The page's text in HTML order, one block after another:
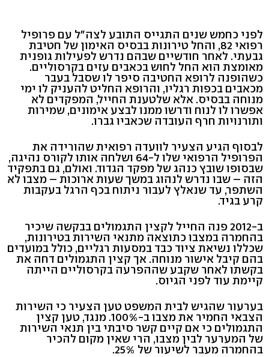
לפני כחמש שנים התגייס התובע לצה"ל עם פרופיל
רפואי 82, והחל טירונות בבסיס האימון של חטיבת
גבעתי. לאחר חודשיים שבהם נדרש לפעילות גופנית
מאומצת הוא החל לחוש בכאבים עזים בקרסוליים.
כשהופנה לרופא החטיבה סיפר לו שסבל בעבר
מכאבים בכפות רגליו, והרופא החליט להעניק לו ימי
מנוחה בבסיס. אלא שלטענת החייל, המפקדים לא
אפשרו לו לנוח ודרשו ממנו לבצע אימונים, שמירות
ותורנויות חרף העובדה שכאביו גברו.
לבסוף הגיע הצעיר לוועדה רפואית שהורידה את
הפרופיל הרפואי שלו ל-64 ושלחה אותו לקורס נהיגה,
שבסופו שובץ כנהג של מפקד הגדוד. ואולם, גם בתפקיד
הזה – שבו נדרש לנהוג במשך שעות ארוכות – מצבו לא
השתפר, עד שנאלץ לעבור ניתוח בכף הרגל בעקבות
קרע בגיד.
ב-2012 פנה החייל לקצין התגמולים בבקשה שיכיר
בהחמרה במצבו כתוצאה מתנאי השירות בטירונות,
שכללו נשיאת ציוד כבד במסעות רגליים, כולל במועדים
בהם קיבל אישור מנוחה. אך קצין התגמולים דחה את
בקשתו לאחר שקבע שההפרעה בקרסוליים הייתה
קיימת עוד לפני הגיוס.
בערעור שהגיש לבית המשפט טען הצעיר כי השירות
הצבאי החמיר את מצבו ב-100%. מנגד, טען קצין
התגמולים כי אם קיים קשר סיבתי בין תנאי השירות
של המערער לבין מצבו, הרי שאין מקום להכיר
בהחמרה מעבר לשיעור של 25%.